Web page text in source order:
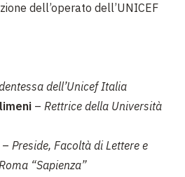
dell’operato dell’UNICEF
dell’Unicef Italia
– Rettrice della Università
– Preside, Facoltà di Lettere e
“Sapienza”